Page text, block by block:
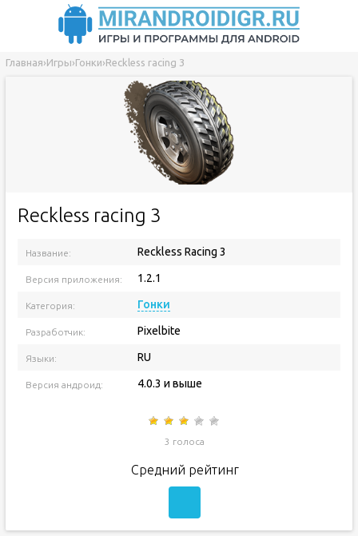
Главная›Игры›Гонки›Reckless racing 3
Reckless racing 3
Название: Reckless Racing 3
Версия приложения: 1.2.1
Категория: Гонки
Разработчик: Pixelbite
Языки: RU
Версия андроид: 4.0.3 и выше
3 голоса
Средний рейтинг